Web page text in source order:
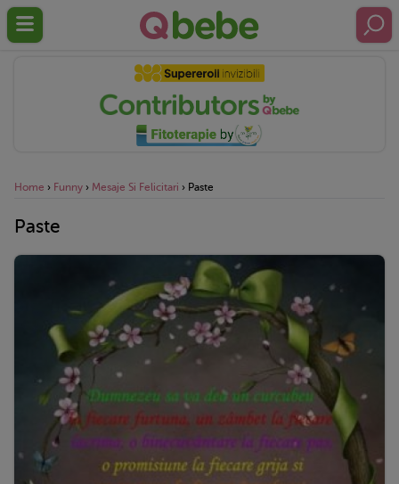
Home › Funny › Mesaje Si Felicitari › Paste
Paste